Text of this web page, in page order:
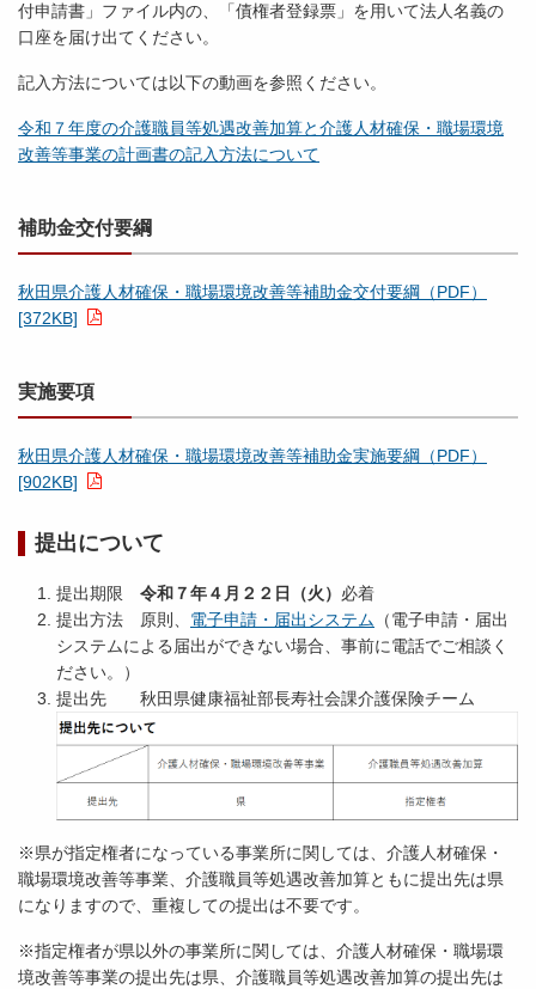
付申請書」ファイル内の、「債権者登録票」を用いて法人名義の
口座を届け出てください。
記入方法については以下の動画を参照ください。
令和７年度の介護職員等処遇改善加算と介護人材確保・職場環境
改善等事業の計画書の記入方法について
補助金交付要綱
秋田県介護人材確保・職場環境改善等補助金交付要綱（PDF）
[372KB]
実施要項
秋田県介護人材確保・職場環境改善等補助金実施要綱（PDF）
[902KB]
提出について
提出期限 令和７年４月２２日（火） 必着
提出方法 原則、 電子申請・届出システム （電子申請・届出
システムによる届出ができない場合、事前に電話でご相談く
ださい。）
提出先 秋田県健康福祉部長寿社会課介護保険チーム
※県が指定権者になっている事業所に関しては、介護人材確保・
職場環境改善等事業、介護職員等処遇改善加算ともに提出先は県
になりますので、重複しての提出は不要です。
※指定権者が県以外の事業所に関しては、介護人材確保・職場環
境改善等事業の提出先は県、介護職員等処遇改善加算の提出先は